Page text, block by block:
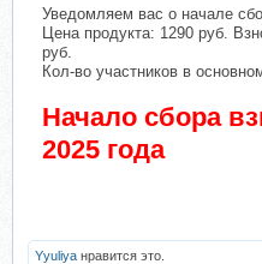
Уведомляем вас о начале
Цена продукта: 1290 руб.
руб.
Кол-во участников в
Начало сбора
2025 года
Yyuliya нравится это.